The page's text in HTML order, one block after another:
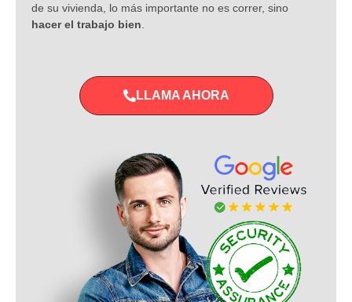
de su vivienda, lo más importante no es correr, sino
hacer el trabajo bien
LLAMA AHORA